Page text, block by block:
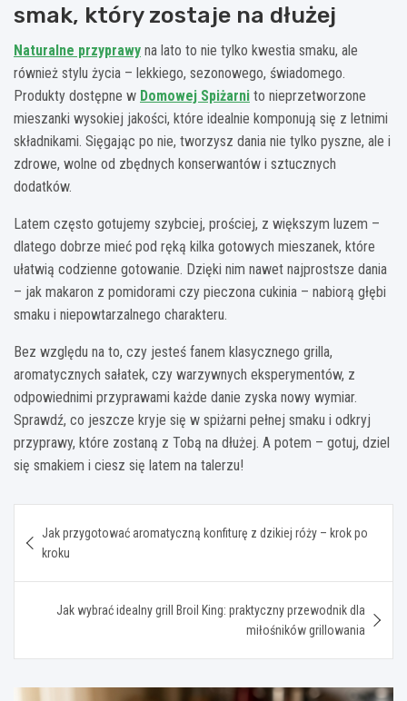
smak, który zostaje na dłużej
Naturalne przyprawy na lato to nie tylko kwestia smaku, ale
również stylu życia – lekkiego, sezonowego, świadomego.
Produkty dostępne w Domowej Spiżarni to nieprzetworzone
mieszanki wysokiej jakości, które idealnie komponują się z letnimi
składnikami. Sięgając po nie, tworzysz dania nie tylko pyszne, ale i
zdrowe, wolne od zbędnych konserwantów i sztucznych
dodatków.
Latem często gotujemy szybciej, prościej, z większym luzem –
dlatego dobrze mieć pod ręką kilka gotowych mieszanek, które
ułatwią codzienne gotowanie. Dzięki nim nawet najprostsze dania
– jak makaron z pomidorami czy pieczona cukinia – nabiorą głębi
smaku i niepowtarzalnego charakteru.
Bez względu na to, czy jesteś fanem klasycznego grilla,
aromatycznych sałatek, czy warzywnych eksperymentów, z
odpowiednimi przyprawami każde danie zyska nowy wymiar.
Sprawdź, co jeszcze kryje się w spiżarni pełnej smaku i odkryj
przyprawy, które zostaną z Tobą na dłużej. A potem – gotuj, dziel
się smakiem i ciesz się latem na talerzu!
wpisu
Jak przygotować aromatyczną konfiturę z dzikiej róży – krok po
kroku
Jak wybrać idealny grill Broil King: praktyczny przewodnik dla
miłośników grillowania